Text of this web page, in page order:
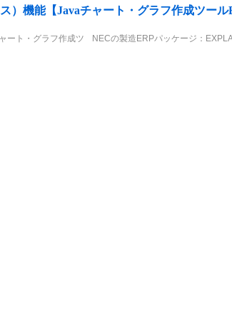
機能【Javaチャート・グラフ作成ツール
ート・グラフ作成ツ
NECの製造ERPパッケージ：